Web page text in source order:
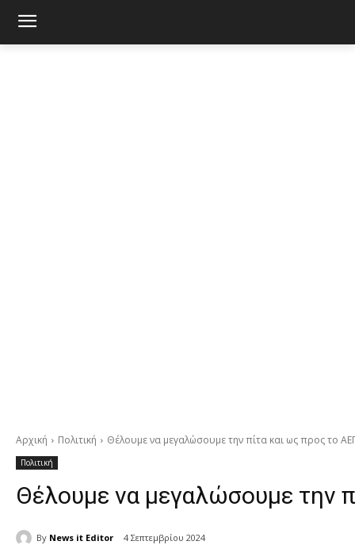
Αρχική Πολιτική Θέλουμε να μεγαλώσουμε την πίτα και ως προς το
Πολιτική
Θέλουμε να μεγαλώσουμε την
By News it Editor 4 Σεπτεμβρίου 2024